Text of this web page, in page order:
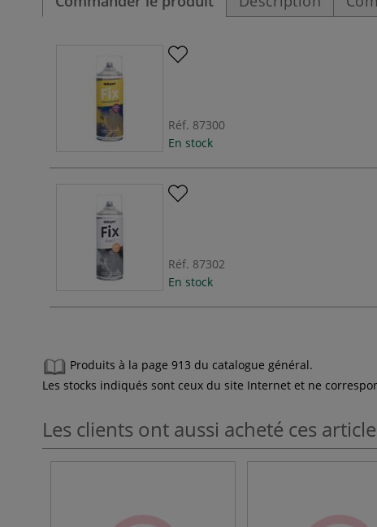
Réf. 87300
En stock
Réf. 87302
En stock
Produits à la page 913 du catalogue général.
Les stocks indiqués sont ceux du site Internet et ne
Les clients ont aussi acheté ces